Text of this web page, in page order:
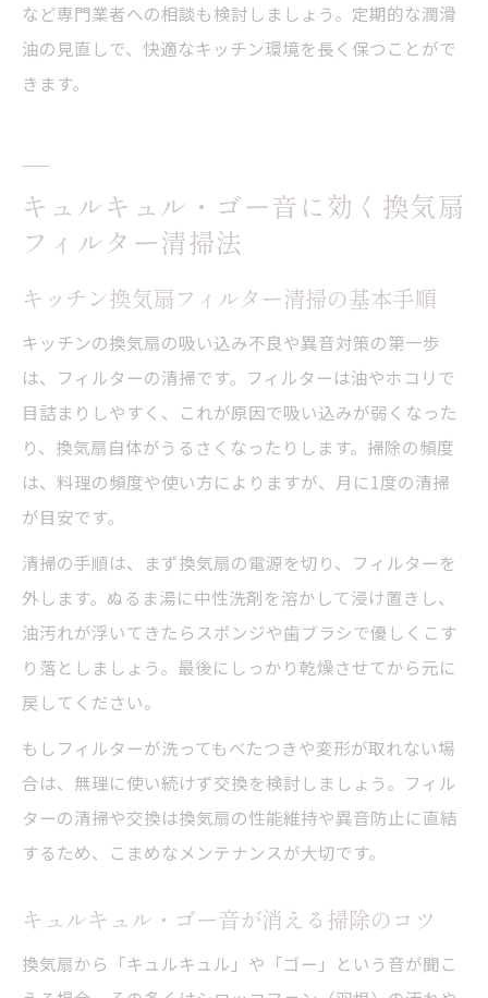
など専門業者への相談も検討しましょう。定期的な潤滑
油の見直しで、快適なキッチン環境を長く保つことがで
きます。
キュルキュル・ゴー音に効く換気扇
フィルター清掃法
キッチン換気扇フィルター清掃の基本手順
キッチンの換気扇の吸い込み不良や異音対策の第一歩
は、フィルターの清掃です。フィルターは油やホコリで
目詰まりしやすく、これが原因で吸い込みが弱くなった
り、換気扇自体がうるさくなったりします。掃除の頻度
は、料理の頻度や使い方によりますが、月に1度の清掃
が目安です。
清掃の手順は、まず換気扇の電源を切り、フィルターを
外します。ぬるま湯に中性洗剤を溶かして浸け置きし、
油汚れが浮いてきたらスポンジや歯ブラシで優しくこす
り落としましょう。最後にしっかり乾燥させてから元に
戻してください。
もしフィルターが洗ってもべたつきや変形が取れない場
合は、無理に使い続けず交換を検討しましょう。フィル
ターの清掃や交換は換気扇の性能維持や異音防止に直結
するため、こまめなメンテナンスが大切です。
キュルキュル・ゴー音が消える掃除のコツ
換気扇から「キュルキュル」や「ゴー」という音が聞こ